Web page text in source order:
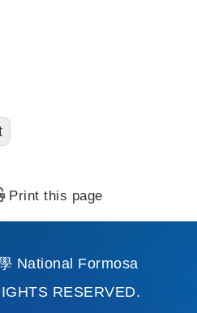
Print this page
National Formosa
RESERVED.